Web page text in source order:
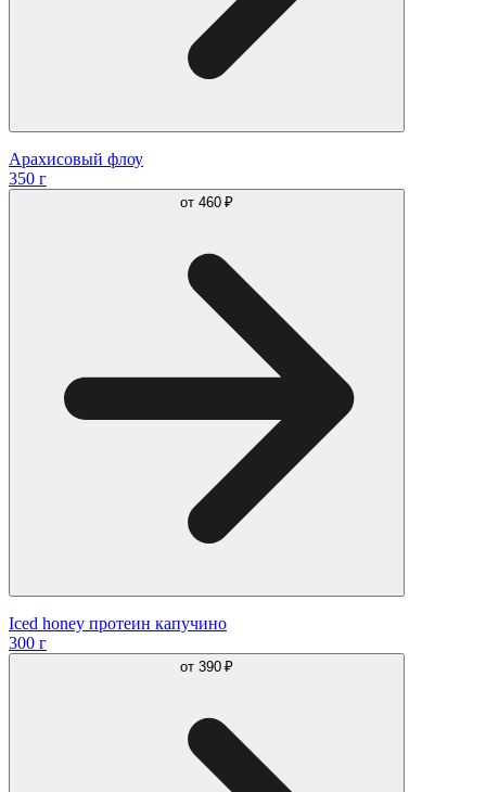
Арахисовый флоу
350 г
от 460 ₽
Iced honey протеин капучино
300 г
от 390 ₽